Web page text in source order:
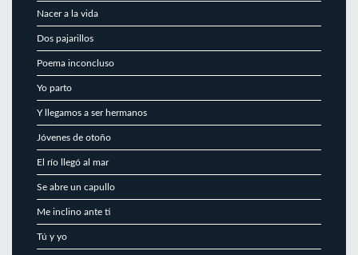
Nacer a la vida
Dos pajarillos
Poema inconcluso
Yo parto
Y llegamos a ser hermanos
Jóvenes de otoño
El río llegó al mar
Se abre un capullo
Me inclino ante ti
Tú y yo